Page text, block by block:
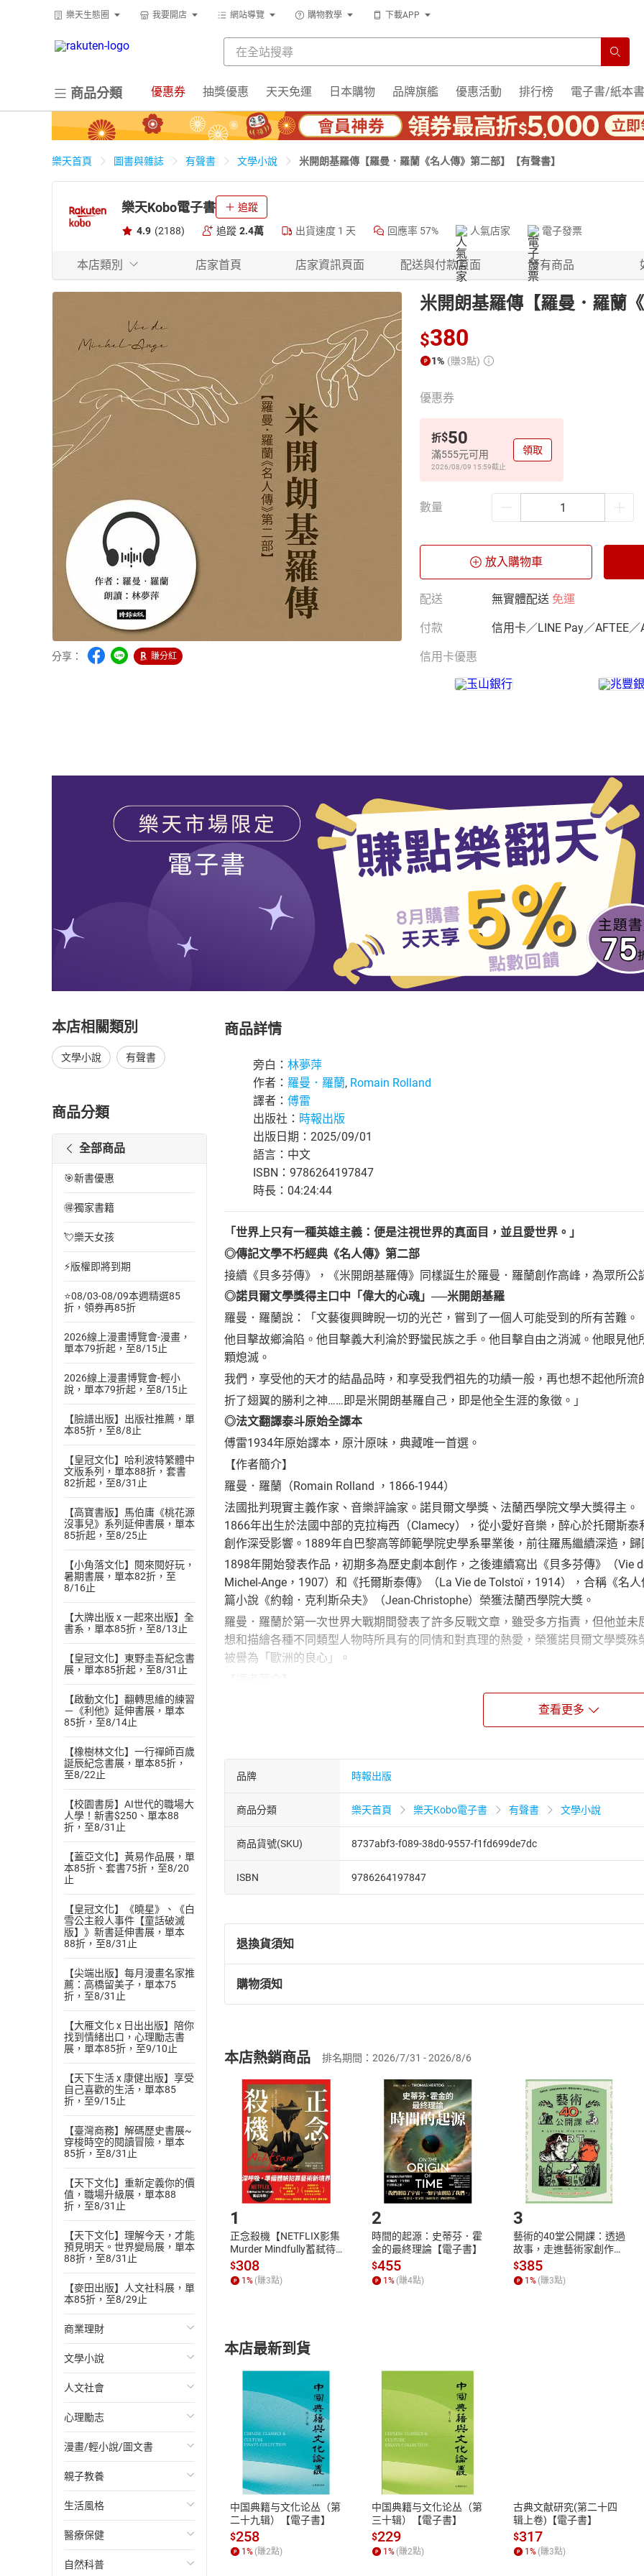
樂天生態圈 我要開店 網站導覽 購物教學 下載APP
商品分類 優惠券 抽獎優惠 天天免運 日本購物 品牌旗艦 優惠活動 排行榜 電子書/紙本書
樂天首頁 圖書與雜誌 有聲書 文學小說 米開朗基羅傳【羅曼．羅蘭《名人傳》第二部】【有聲書】
樂天Kobo電子書 追蹤
4.9 (2188) 追蹤 2.4萬 出貨速度 1 天 回應率 57% 人氣店家 電子發票
本店類別 店家首頁 店家資訊頁面 配送與付款頁面 所有商品
分享： 賺分紅
米開朗基羅傳【羅曼．羅蘭
$380
1% (賺3點)
優惠券
折$50
滿555元可用
2026/08/09 15:59截止
領取
數量
放入購物車
配送 無實體配送 免運
付款 信用卡／LINE Pay／AFTEE／
信用卡優惠
本店相關類別
文學小說 有聲書
商品分類
全部商品
🎯新書優惠
🉐獨家書籍
💘樂天女孩
⚡版權即將到期
⭐08/03-08/09本週精選85
折，領券再85折
2026線上漫畫博覽會-漫畫，
單本79折起，至8/15止
2026線上漫畫博覽會-輕小
說，單本79折起，至8/15止
【臉譜出版】出版社推薦，單
本85折，至8/8止
【皇冠文化】哈利波特繁體中
文版系列，單本88折，套書
82折起，至8/31止
【高寶書版】馬伯庸《桃花源
沒事兒》系列延伸書展，單本
85折起，至8/25止
【小角落文化】閱來閱好玩，
暑期書展，單本82折，至
8/16止
【大牌出版 x 一起來出版】全
書系，單本85折，至8/13止
【皇冠文化】東野圭吾紀念書
展，單本85折起，至8/31止
【啟動文化】翻轉思維的練習
－《利他》延伸書展，單本
85折，至8/14止
【橡樹林文化】一行禪師百歲
誕辰紀念書展，單本85折，
至8/22止
【校園書房】AI世代的職場大
人學！新書$250、單本88
折，至8/31止
【蓋亞文化】黃易作品展，單
本85折、套書75折，至8/20
止
【皇冠文化】《曉星》、《白
雪公主殺人事件【童話破滅
版】》新書延伸書展，單本
88折，至8/31止
【尖端出版】每月漫畫名家推
薦：高橋留美子，單本75
折，至8/31止
【大雁文化 x 日出出版】陪你
找到情緒出口，心理勵志書
展，單本85折，至9/10止
【天下生活 x 康健出版】享受
自己喜歡的生活，單本85
折，至9/15止
【臺灣商務】解碼歷史書展~
穿梭時空的閱讀冒險，單本
85折，至8/31止
【天下文化】重新定義你的價
值，職場升級展，單本88
折，至8/31止
【天下文化】理解今天，才能
預見明天。世界變局展，單本
88折，至8/31止
【麥田出版】人文社科展，單
本85折，至8/29止
商業理財
投資理財
經濟/趨勢
財務/金融
管理/領導
職場工作術
成功法
行銷/廣告
傳記
文學小說
歐美文學
日本文學
韓國文學
華文文學
經典文學
成長/家庭生活小說
懸疑/推理小說
人文社會
國際關係
政治
社會科學
台灣/中國歷史
日/韓歷史
其他歷史/史學
心理勵志
心靈成長/情緒
人際關係
兩性關係
心理學
漫畫/輕小說/圖文書
輕小說
奇幻/科幻
愛情故事
職場/社會寫實
親子教養
教育現場
兒童文學/故事
兒童科普/學習
生活風格
飲食/食譜
健身/美顏
醫療保健
健康/養生
自然科普
商品詳情
旁白： 林夢萍
作者： 羅曼．羅蘭, Romain Rolland
譯者： 傅雷
出版社： 時報出版
出版日期：2025/09/01
語言：中文
ISBN：9786264197847
時長：04:24:44
「世界上只有一種英雄主義：便是注視世界的真面目，並且愛世界。」
◎傳記文學不朽經典《名人傳》第二部
接續《貝多芬傳》，《米開朗基羅傳》同樣誕生於羅曼．羅蘭創作高峰，為眾所
◎諾貝爾文學獎得主口中「偉大的心魂」──米開朗基羅
羅曼．羅蘭說：「文藝復興睥睨一切的光芒，嘗到了一個人可能受到的所有苦難。
他目擊故鄉淪陷。他目擊義大利淪於野蠻民族之手。他目擊自由之消滅。他眼見
顆熄滅。
我們，享受他的天才的結晶品時，和享受我們祖先的功績一般，再也想不起他所流
折了翅翼的勝利之神……即是米開朗基羅自己，即是他全生涯的象徵。」
◎法文翻譯泰斗原始全譯本
傅雷1934年原始譯本，原汁原味，典藏唯一首選。
【作者簡介】
羅曼．羅蘭（Romain Rolland ，1866-1944）
法國批判現實主義作家、音樂評論家。諾貝爾文學獎、法蘭西學院文學大獎得主。
1866年出生於法國中部的克拉梅西（Clamecy），從小愛好音樂，醉心於托爾斯
創作深受影響。1889年自巴黎高等師範學院史學系畢業後，前往羅馬繼續深造，
1898年開始發表作品，初期多為歷史劇本創作，之後連續寫出《貝多芬傳》（Vie
Michel-Ange，1907）和《托爾斯泰傳》（La Vie de Tolstoï，1914），合稱《名
篇小說《約翰．克利斯朵夫》（Jean-Christophe）榮獲法蘭西學院大獎。
羅曼．羅蘭於第一次世界大戰期間發表了許多反戰文章，雖受多方指責，但他並
想和描繪各種不同類型人物時所具有的同情和對真理的熱愛，榮獲諾貝爾文學獎
被譽為「歐洲的良心」。
江蘇南匯人。中國知名翻譯家、作家與美術評論家。鋼琴名家傅聰之父。早年留
也有極高的鑑賞力。
【朗讀者簡介】
有多項廣播劇，廣告作品，常擔任影片旁白及主述。
喜歡聽取分辨各種大自然的聲音，喜歡聲音工作。
有聲書作品：《楊氏女》、《洗大象的女人》
贊助單位：文化部
查看更多
品牌 時報出版
商品分類 樂天首頁 樂天Kobo電子書 有聲書 文學小說
商品貨號(SKU) 8737abf3-f089-38d0-9557-f1fd699de7dc
ISBN 9786264197847
退換貨須知
退換貨規定：
(一)依消費者保護法第19條第1項後段暨通訊交易解除權合理例外情事適用
(二)消費者訂購本店鋪之商品即代表知悉本店鋪所銷售之商品為電子書，
且已下載/存取電子書，不得請求退貨退款。
退貨方式：您欲取消訂單或辦理退貨時，請登入樂天市場，並於「我的訂單
貨」，本店鋪將依您的申請進行審核，待審核通過後將為您辦理退款事宜。
請注意，樂天市場須以整筆訂單為單位進行取消/退貨，恕無法以單支商品取
購物須知
挑選商品
Choose
放入購物車
Shopping cart
登入帳號
Login
購書後，如何開始使用？
Step1.選擇閱讀載具 Step2.登入
付款方式
ATM轉帳、信用卡、LINE PAY、AFTEE
之權利，遽消費者保護法及通訊交
除權合理例外情事適用準則，依商
質各有不同規定。詳細退換貨說明
照各商品說明。
本店熱銷商品 排名期間：2026/7/31 - 2026/8/6
1
正念殺機【NETFLIX影集
Murder Mindfully蓄弒待
發】【電子書】
$308
1 % (賺3點)
2
時間的起源：史蒂芬．霍
金的最終理論【電子書】
$455
1 % (賺4點)
3
藝術的40堂公開課：透過
故事，走進藝術家創作現
場，看藝術如何誕生、如
何形塑人類生活【電子
書】
$385
1 % (賺3點)
本店最新到貨
中国典籍与文化论丛（第
二十九辑）【電子書】
$258
1 % (賺2點)
中国典籍与文化论丛（第
三十辑）【電子書】
$229
1 % (賺2點)
古典文献研究(第二十四
辑上卷)【電子書】
$317
1 % (賺3點)